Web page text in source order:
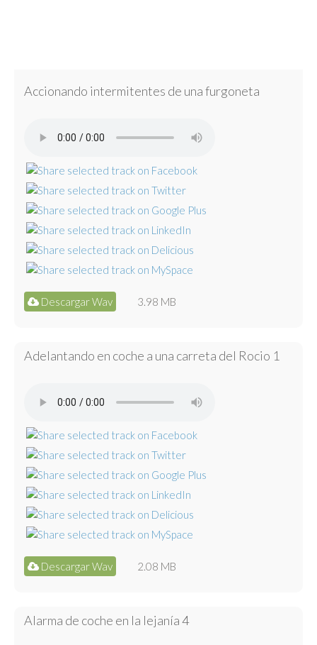
Accionando intermitentes de una furgoneta
Descargar Wav 3.98 MB
Adelantando en coche a una carreta del Rocio 1
Descargar Wav 2.08 MB
Alarma de coche en la lejanía 4